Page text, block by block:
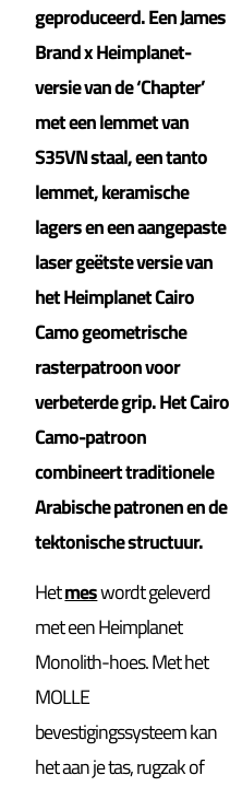
geproduceerd. Een James
Brand x Heimplanet-
versie van de ‘Chapter’
met een lemmet van
S35VN staal, een tanto
lemmet, keramische
lagers en een aangepaste
laser geëtste versie van
het Heimplanet Cairo
Camo geometrische
rasterpatroon voor
verbeterde grip. Het Cairo
Camo-patroon
combineert traditionele
Arabische patronen en de
tektonische structuur.
Hetmeswordt geleverd
met een Heimplanet
Monolith-hoes. Met het
MOLLE
bevestigingssysteem kan
het aan je tas, rugzak of